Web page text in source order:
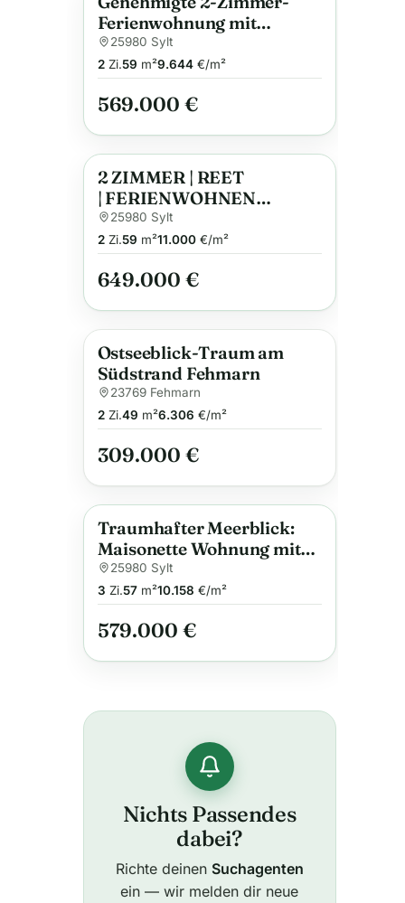
Ferienwohnung mit
Terrasse in Westerland
25980 Sylt
2Zi.59 m²9.644€/m²
569.000 €
Anzeige
2 ZIMMER | REET
| FERIENWOHNEN
| RANTUM
25980 Sylt
2Zi.59 m²11.000€/m²
649.000 €
Ostseeblick-Traum am
Südstrand Fehmarn
23769 Fehmarn
2Zi.49 m²6.306 €/m²
309.000 €
Anzeige
Traumhafter Meerblick:
Maisonette Wohnung mit
Loggia in Munkmarsch
25980 Sylt
3 Zi.57m²10.158 €/m²
579.000 €
Nichts Passendes
dabei?
Richte deinen Suchagenten
ein — wir melden dir neue